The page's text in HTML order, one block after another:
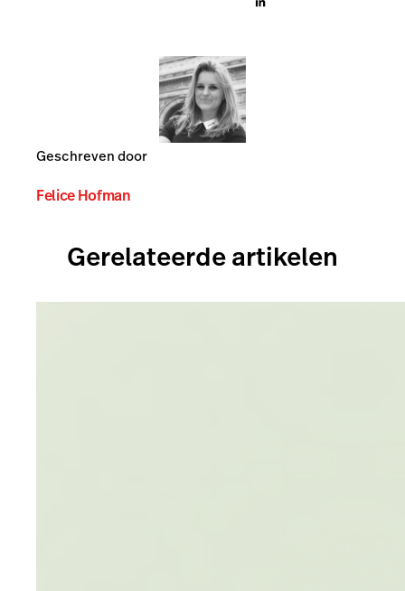
Geschreven door
Felice Hofman
Gerelateerde artikelen